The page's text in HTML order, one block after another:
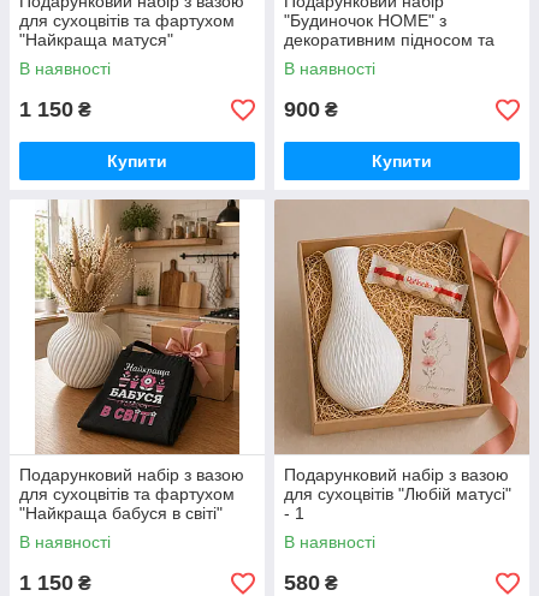
для сухоцвітів та фартухом
"Найкраща матуся"
В наявності
1 150 ₴
Купити
"Будиночок HOME" з
декоративним підносом та
LED свічками
В наявності
900 ₴
Купити
Подарунковий набір з вазою
для сухоцвітів та фартухом
"Найкраща бабуся в світі"
В наявності
1 150 ₴
Подарунковий набір з вазою
для сухоцвітів "Любій матусі"
- 1
В наявності
580 ₴